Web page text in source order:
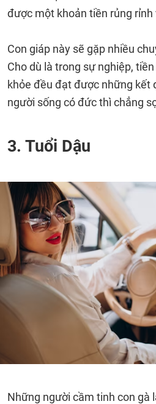
được một khoản tiền rủng rỉnh
Con giáp này sẽ gặp nhiều
Cho dù là trong sự nghiệp,
khỏe đều đạt được những kết
người sống có đức thì chẳng
3. Tuổi Dậu
Những người cầm tinh con gà